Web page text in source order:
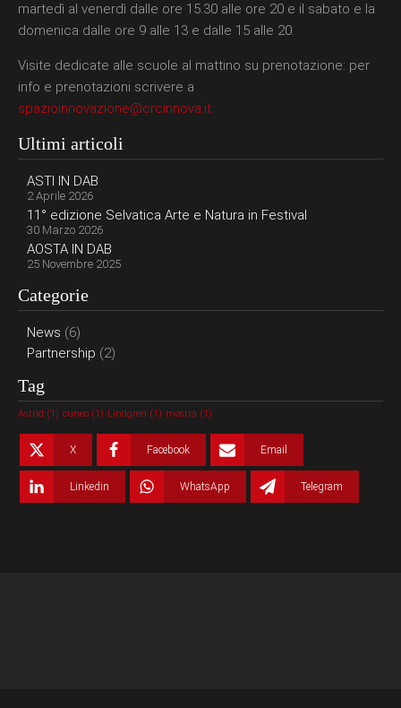
martedì al venerdì dalle ore 15.30 alle ore 20 e il sabato e la
domenica dalle ore 9 alle 13 e dalle 15 alle 20.
Visite dedicate alle scuole al mattino su prenotazione: per
info e prenotazioni scrivere a
spazioinnovazione@crcinnova.it
Ultimi articoli
ASTI IN DAB
2 Aprile 2026
11° edizione Selvatica Arte e Natura in Festival
30 Marzo 2026
AOSTA IN DAB
25 Novembre 2025
Categorie
News (6)
Partnership (2)
Tag
Astrid (1) cuneo (1) Lindgren (1) mostra (1)
X Facebook Email
Linkedin WhatsApp Telegram